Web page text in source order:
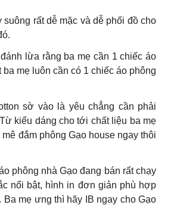
suông rất dễ mặc và dễ phối đồ cho
lừa rằng ba mẹ cần 1 chiếc áo
ba mẹ luôn cần có 1 chiếc áo phông
sờ vào là yêu chẳng cần phải
kiểu dáng cho tới chất liệu ba mẹ
đắm phông Gạo house ngay thôi
phông nhà Gạo đang bán rất chạy
nổi bật, hình in đơn giản phù hợp
mẹ ưng thì hãy IB ngay cho Gạo